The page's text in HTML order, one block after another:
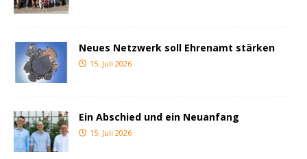
Neues Netzwerk soll Ehrenamt stärken
15. Juli 2026
Ein Abschied und ein Neuanfang
15. Juli 2026